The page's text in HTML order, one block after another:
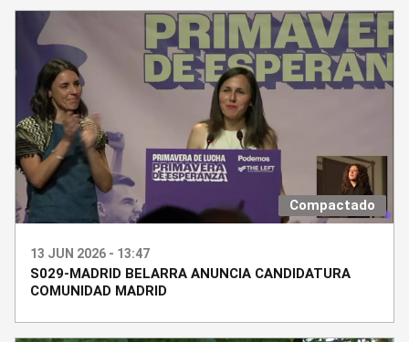
Compactado
13 JUN 2026 - 13:47
S029-MADRID BELARRA ANUNCIA CANDIDATURA
COMUNIDAD MADRID